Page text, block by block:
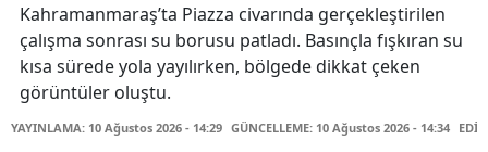
Kahramanmaraş’ta Piazza civarında gerçekleştirilen
çalışma sonrası su borusu patladı. Basınçla fışkıran su
kısa sürede yola yayılırken, bölgede dikkat çeken
görüntüler oluştu.
YAYINLAMA: 10 Ağustos 2026 - 14:29 GÜNCELLEME: 10 Ağustos 2026 - 14:34